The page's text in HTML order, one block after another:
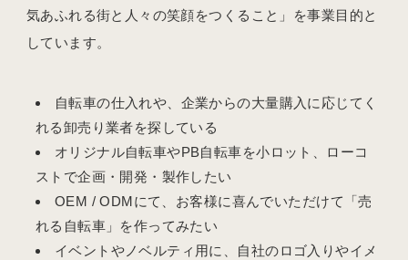
気あふれる街と人々の笑顔をつくること」を事業目的と
しています。
自転車の仕入れや、企業からの大量購入に応じてく
れる卸売り業者を探している
オリジナル自転車やPB自転車を小ロット、ローコ
ストで企画・開発・製作したい
OEM / ODMにて、お客様に喜んでいただけて「売
れる自転車」を作ってみたい
イベントやノベルティ用に、自社のロゴ入りやイメ